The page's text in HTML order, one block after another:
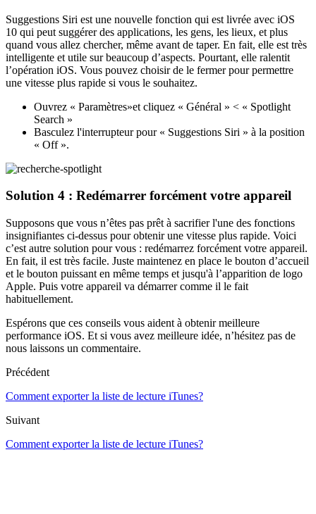
Suggestions Siri est une nouvelle fonction qui est livrée avec iOS
10 qui peut suggérer des applications, les gens, les lieux, et plus
quand vous allez chercher, même avant de taper. En fait, elle est très
intelligente et utile sur beaucoup d’aspects. Pourtant, elle ralentit
l’opération iOS. Vous pouvez choisir de le fermer pour permettre
une vitesse plus rapide si vous le souhaitez.
Ouvrez « Paramètres»et cliquez « Général » < « Spotlight
Search »
Basculez l'interrupteur pour « Suggestions Siri » à la position
« Off ».
Solution 4 : Redémarrer forcément votre appareil
Supposons que vous n’êtes pas prêt à sacrifier l'une des fonctions
insignifiantes ci-dessus pour obtenir une vitesse plus rapide. Voici
c’est autre solution pour vous : redémarrez forcément votre appareil.
En fait, il est très facile. Juste maintenez en place le bouton d’accueil
et le bouton puissant en même temps et jusqu'à l’apparition de logo
Apple. Puis votre appareil va démarrer comme il le fait
habituellement.
Espérons que ces conseils vous aident à obtenir meilleure
performance iOS. Et si vous avez meilleure idée, n’hésitez pas de
nous laissons un commentaire.
Précédent
Comment exporter la liste de lecture iTunes?
Suivant
Comment exporter la liste de lecture iTunes?